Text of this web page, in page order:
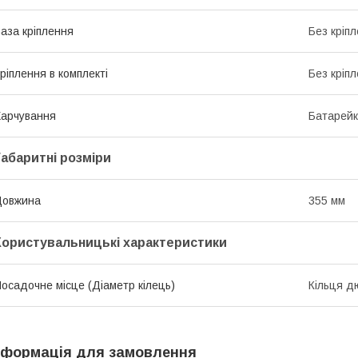
кріплення Без
в комплекті Без
розміри
355 мм
характеристики
місце (Діаметр кілець) Кільця
для замовлення